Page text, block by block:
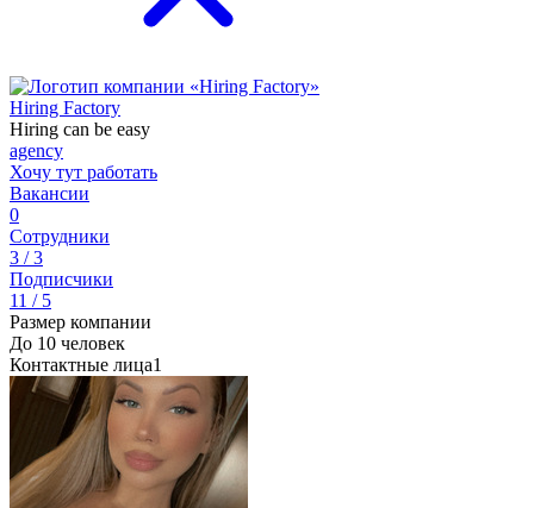
Hiring Factory
Hiring can be easy
agency
Хочу тут работать
Вакансии
0
Сотрудники
3 / 3
Подписчики
11 / 5
Размер компании
До 10 человек
Контактные лица1